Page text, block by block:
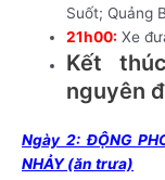
Suốt; Quảng
21h00: Xe
Kết
nguyên
Ngày 2: ĐỘNG
NHẢY (ăn trưa)